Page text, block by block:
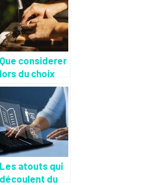
les employes
Que considerer
lors du choix
d’une fontaine
d’eau ?
Les atouts qui
découlent du